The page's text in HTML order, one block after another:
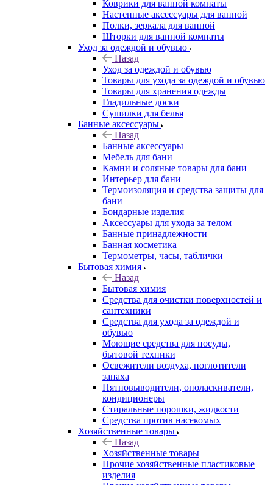
Коврики для ванной комнаты
Настенные аксессуары для ванной
Полки, зеркала для ванной
Шторки для ванной комнаты
Уход за одеждой и обувью
Назад
Уход за одеждой и обувью
Товары для ухода за одеждой и обувью
Товары для хранения одежды
Гладильные доски
Сушилки для белья
Банные аксессуары
Назад
Банные аксессуары
Мебель для бани
Камни и соляные товары для бани
Интерьер для бани
Термоизоляция и средства защиты для
бани
Бондарные изделия
Аксеcсуары для ухода за телом
Банные принадлежности
Банная косметика
Термометры, часы, таблички
Бытовая химия
Назад
Бытовая химия
Средства для очистки поверхностей и
сантехники
Средства для ухода за одеждой и
обувью
Моющие средства для посуды,
бытовой техники
Освежители воздуха, поглотители
запаха
Пятновыводители, ополаскиватели,
кондиционеры
Стиральные порошки, жидкости
Средства против насекомых
Хозяйственные товары
Назад
Хозяйственные товары
Прочие хозяйственные пластиковые
изделия